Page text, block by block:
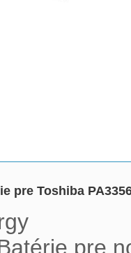
pre Toshiba